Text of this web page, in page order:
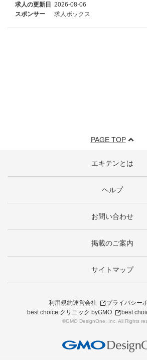
求人の更新日 2026-08-06
スポンサー
求人ボックス
PAGE TOP
エキテンとは
ヘルプ
お問い合わせ
掲載のご案内
サイトマップ
利用規約運営会社
プライバシー
best choice クリニック byGMO
best
©GMO DesignOne, Inc. All Rights